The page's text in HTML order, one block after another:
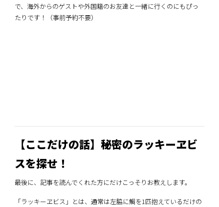
で、海外からのゲストや外国籍のお友達と一緒に行くのにもぴっ
たりです！（事前予約不要）
【ここだけの話】秘密のラッキーヱビ
スを探せ！
最後に、記事を読んでくれた方にだけこっそりお教えします。
「ラッキーヱビス」とは、通常は左脇に鯛を1匹抱えているだけの